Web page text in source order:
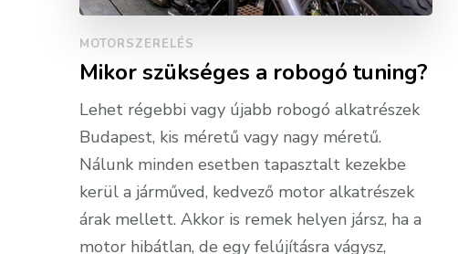
MOTORSZERELÉS
Mikor szükséges a robogó tuning?
Lehet régebbi vagy újabb robogó alkatrészek
Budapest, kis méretű vagy nagy méretű.
Nálunk minden esetben tapasztalt kezekbe
kerül a járműved, kedvező motor alkatrészek
árak mellett. Akkor is remek helyen jársz, ha a
motor hibátlan, de egy felújításra vágysz,